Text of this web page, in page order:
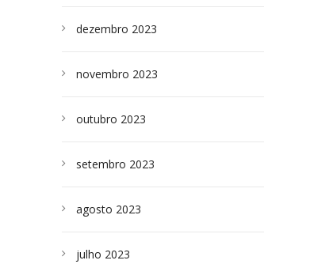
dezembro 2023
novembro 2023
outubro 2023
setembro 2023
agosto 2023
julho 2023